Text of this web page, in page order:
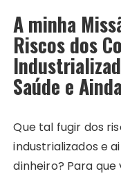
A minha
Riscos dos
Saúde e
Que tal fugir dos
industrializados e
dinheiro? Para